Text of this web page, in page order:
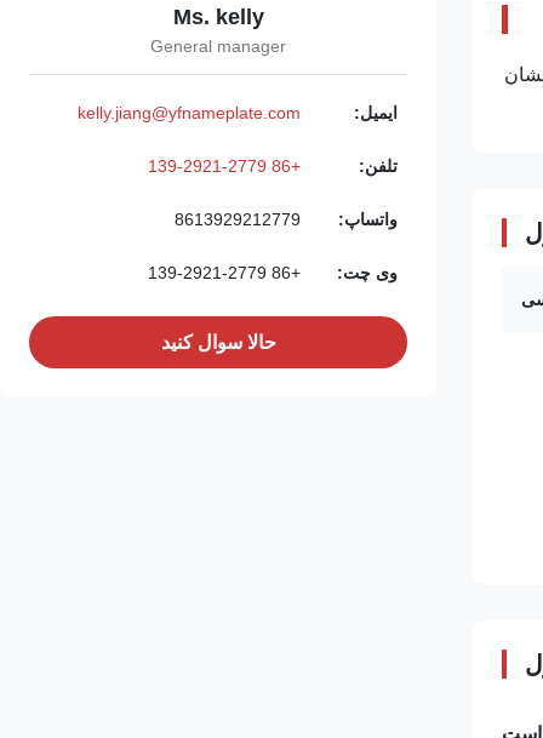
است
Ms. kelly
General manager
ایمیل: kelly.jiang@yfnameplate.com
تلفن: +86 139-2921-2779
واتساپ: 8613929212779
وی چت: +86 139-2921-2779
حالا سوال کنيد